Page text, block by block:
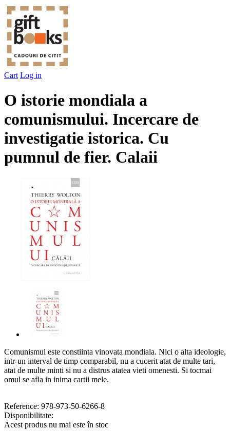
Cart Log in
O istorie mondiala a
comunismului. Incercare de
investigatie istorica. Cu
pumnul de fier. Calaii
Comunismul este constiinta vinovata mondiala. Nici o alta ideologie,
intr-un interval de timp comparabil, nu a cucerit atat de multe tari,
atat de multe minti si nu a distrus atatea vieti omenesti. Si tocmai
omul se afla in inima cartii mele.
Reference: 978-973-50-6266-8
Disponibilitate:
Acest produs nu mai este în stoc